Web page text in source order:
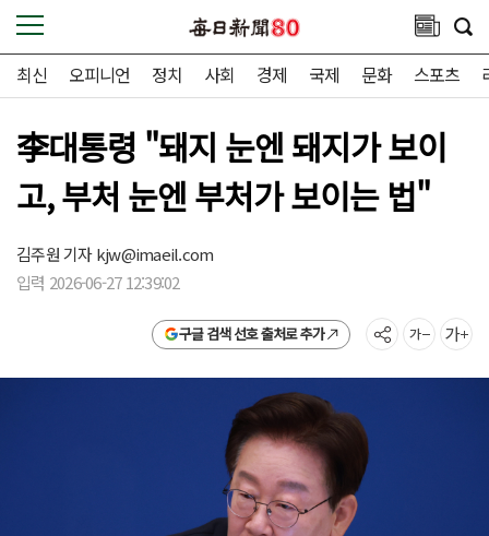
최신 오피니언 정치 사회 경제 국제 문화 스포츠
李대통령 "돼지 눈엔 돼지가 보이
고, 부처 눈엔 부처가 보이는 법"
김주원 기자kjw@imaeil.com
입력 2026-06-27 12:39:02
구글 검색 선호 출처로 추가